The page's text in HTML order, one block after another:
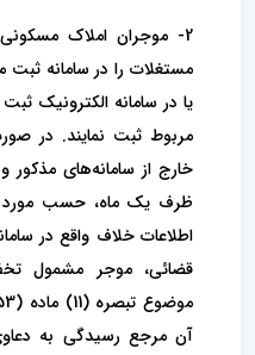
2- موجران املاک مسکونی
مستغلات را در سامانه
یا در سامانه الکترونیک
مربوط ثبت نمایند. در صورت
خارج از سامانه‌های
ظرف یک ماه، حسب مورد
اطلاعات خلاف واقع در
قضائی، موجر مشمول
آن مرجع رسیدگی به